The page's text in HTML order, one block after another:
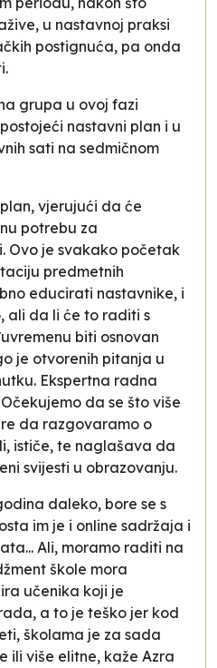
u nastavnoj praksi
postignuća, pa onda
grupa u ovoj fazi
nastavni plan i u
sati na sedmičnom
vjerujući da će
potrebu za
Ovo je svakako početak
predmetnih
educirati nastavnike, i
ali da li će to raditi s
biti osnovan
je otvorenih pitanja u
Ekspertna radna
da se što više
da razgovaramo o
, ističe, te naglašava da
svijesti u obrazovanju.
daleko, bore se s
im je i online sadržaja i
Ali, moramo raditi na
škole mora
učenika koji je
a to je teško jer kod
školama je za sada
ili više elitne, kaže Azra